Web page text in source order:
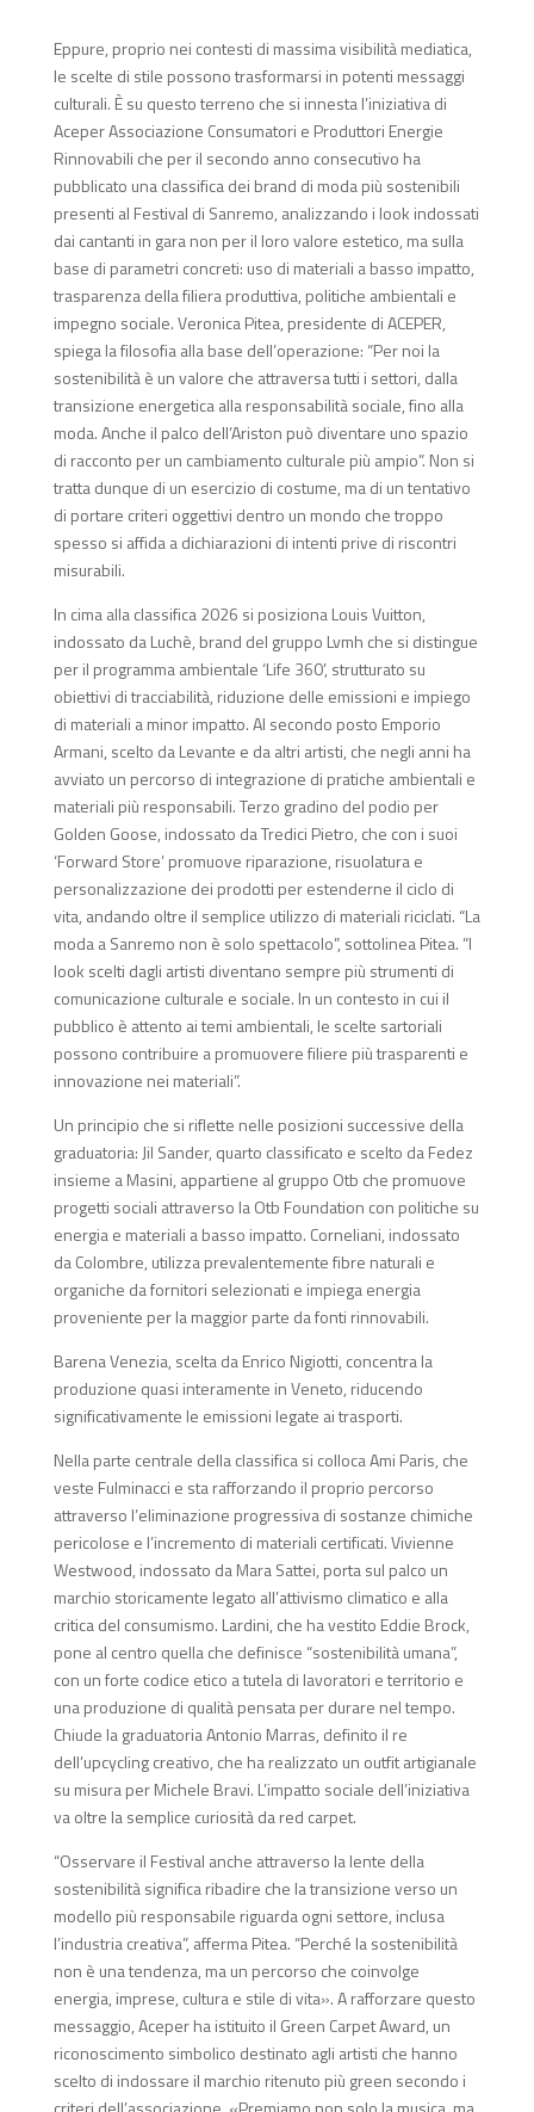
Eppure, proprio nei contesti di massima visibilità mediatica,
le scelte di stile possono trasformarsi in potenti messaggi
culturali. È su questo terreno che si innesta l’iniziativa di
Aceper Associazione Consumatori e Produttori Energie
Rinnovabili che per il secondo anno consecutivo ha
pubblicato una classifica dei brand di moda più sostenibili
presenti al Festival di Sanremo, analizzando i look indossati
dai cantanti in gara non per il loro valore estetico, ma sulla
base di parametri concreti: uso di materiali a basso impatto,
trasparenza della filiera produttiva, politiche ambientali e
impegno sociale. Veronica Pitea, presidente di ACEPER,
spiega la filosofia alla base dell’operazione: “Per noi la
sostenibilità è un valore che attraversa tutti i settori, dalla
transizione energetica alla responsabilità sociale, fino alla
moda. Anche il palco dell’Ariston può diventare uno spazio
di racconto per un cambiamento culturale più ampio”. Non si
tratta dunque di un esercizio di costume, ma di un tentativo
di portare criteri oggettivi dentro un mondo che troppo
spesso si affida a dichiarazioni di intenti prive di riscontri
misurabili.
In cima alla classifica 2026 si posiziona Louis Vuitton,
indossato da Luchè, brand del gruppo Lvmh che si distingue
per il programma ambientale ‘Life 360’, strutturato su
obiettivi di tracciabilità, riduzione delle emissioni e impiego
di materiali a minor impatto. Al secondo posto Emporio
Armani, scelto da Levante e da altri artisti, che negli anni ha
avviato un percorso di integrazione di pratiche ambientali e
materiali più responsabili. Terzo gradino del podio per
Golden Goose, indossato da Tredici Pietro, che con i suoi
‘Forward Store’ promuove riparazione, risuolatura e
personalizzazione dei prodotti per estenderne il ciclo di
vita, andando oltre il semplice utilizzo di materiali riciclati. “La
moda a Sanremo non è solo spettacolo”, sottolinea Pitea. “I
look scelti dagli artisti diventano sempre più strumenti di
comunicazione culturale e sociale. In un contesto in cui il
pubblico è attento ai temi ambientali, le scelte sartoriali
possono contribuire a promuovere filiere più trasparenti e
innovazione nei materiali”.
Un principio che si riflette nelle posizioni successive della
graduatoria: Jil Sander, quarto classificato e scelto da Fedez
insieme a Masini, appartiene al gruppo Otb che promuove
progetti sociali attraverso la Otb Foundation con politiche su
energia e materiali a basso impatto. Corneliani, indossato
da Colombre, utilizza prevalentemente fibre naturali e
organiche da fornitori selezionati e impiega energia
proveniente per la maggior parte da fonti rinnovabili.
Barena Venezia, scelta da Enrico Nigiotti, concentra la
produzione quasi interamente in Veneto, riducendo
significativamente le emissioni legate ai trasporti.
Nella parte centrale della classifica si colloca Ami Paris, che
veste Fulminacci e sta rafforzando il proprio percorso
attraverso l’eliminazione progressiva di sostanze chimiche
pericolose e l’incremento di materiali certificati. Vivienne
Westwood, indossato da Mara Sattei, porta sul palco un
marchio storicamente legato all’attivismo climatico e alla
critica del consumismo. Lardini, che ha vestito Eddie Brock,
pone al centro quella che definisce “sostenibilità umana”,
con un forte codice etico a tutela di lavoratori e territorio e
una produzione di qualità pensata per durare nel tempo.
Chiude la graduatoria Antonio Marras, definito il re
dell’upcycling creativo, che ha realizzato un outfit artigianale
su misura per Michele Bravi. L’impatto sociale dell’iniziativa
va oltre la semplice curiosità da red carpet.
“Osservare il Festival anche attraverso la lente della
sostenibilità significa ribadire che la transizione verso un
modello più responsabile riguarda ogni settore, inclusa
l’industria creativa”, afferma Pitea. “Perché la sostenibilità
non è una tendenza, ma un percorso che coinvolge
energia, imprese, cultura e stile di vita». A rafforzare questo
messaggio, Aceper ha istituito il Green Carpet Award, un
riconoscimento simbolico destinato agli artisti che hanno
scelto di indossare il marchio ritenuto più green secondo i